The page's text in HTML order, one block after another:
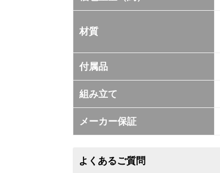
材質
付属品
組み立て
メーカー保証
よくあるご質問